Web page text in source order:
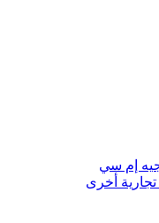
إم سي
أخرى